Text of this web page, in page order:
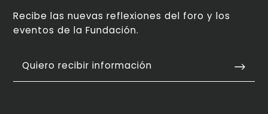
Recibe las nuevas reflexiones del foro y los
eventos de la Fundación.
Quiero recibir información